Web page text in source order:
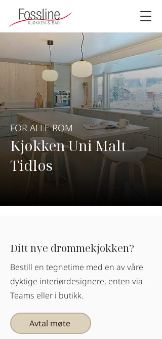
FOR ALLE ROM
Kjøkken Uni Malt
Tidløs
Ditt nye drømmekjøkken?
Bestill en tegnetime med en av våre
dyktige interiørdesignere, enten via
Teams eller i butikk.
Avtal møte